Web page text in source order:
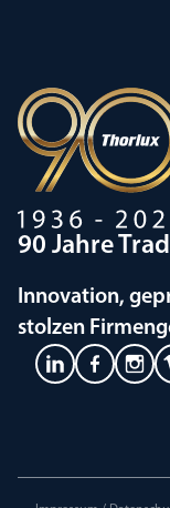
90 Jahre
Innovation,
stolzen